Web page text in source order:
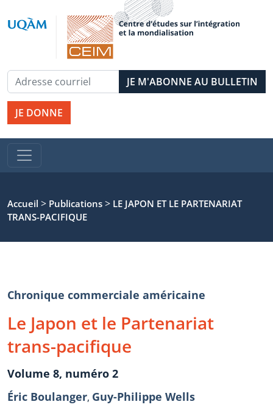
JE DONNE
Accueil > Publications > LE JAPON ET LE PARTENARIAT
TRANS-PACIFIQUE
Chronique commerciale américaine
Le Japon et le Partenariat
trans-pacifique
Volume 8, numéro 2
Éric Boulanger, Guy-Philippe Wells